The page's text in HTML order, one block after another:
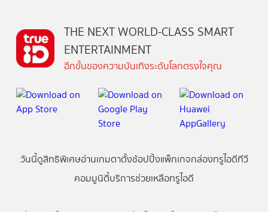
THE NEXT WORLD-CLASS SMART
ENTERTAINMENT
อีกขั้นของความบันเทิงระดับโลกตรงใจคุณ
วันนี้ดูสิทธิพิเศษอ่านเกมตาตั้งช้อปปิ้งแพ็กเกจกล่องทรูไอดีทีวี
คอมมูนิตี้บริการช่วยเหลือทรูไอดี